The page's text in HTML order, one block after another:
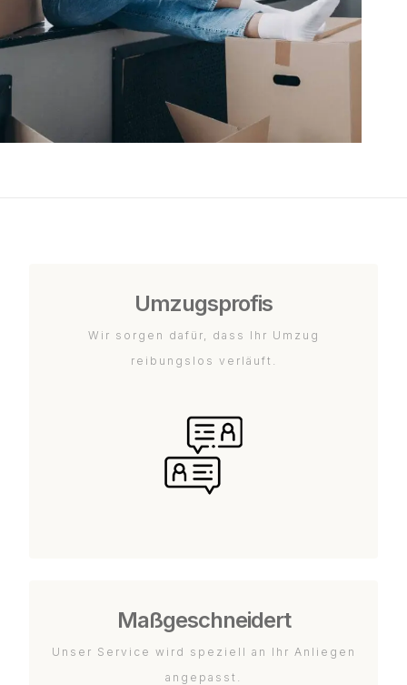
Umzugsprofis
Wir sorgen dafür, dass Ihr Umzug
reibungslos verläuft.
Maßgeschneidert
Unser Service wird speziell an Ihr Anliegen
angepasst.